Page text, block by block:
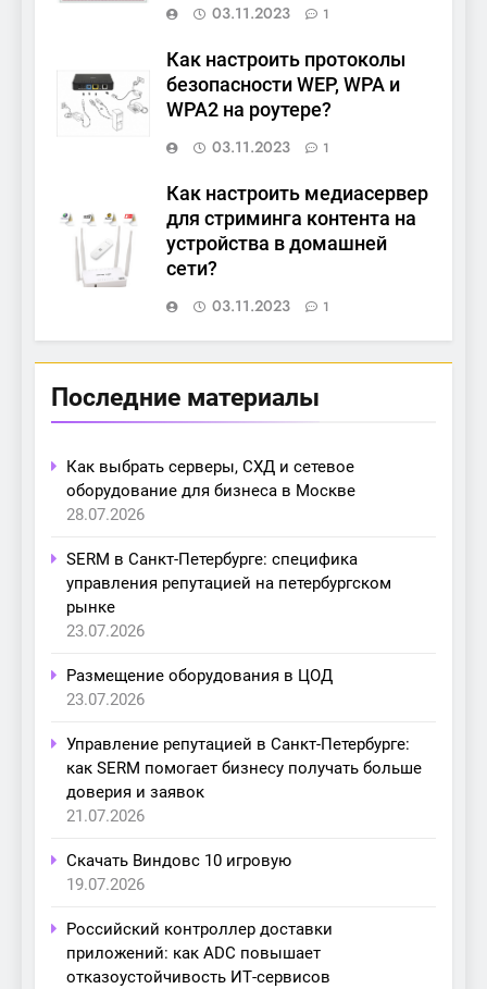
03.11.2023
1
Как настроить протоколы
безопасности WEP, WPA и
WPA2 на роутере?
03.11.2023
1
Как настроить медиасервер
для стриминга контента на
устройства в домашней
сети?
03.11.2023
1
Последние материалы
Как выбрать серверы, СХД и сетевое
оборудование для бизнеса в Москве
28.07.2026
SERM в Санкт-Петербурге: специфика
управления репутацией на петербургском
рынке
23.07.2026
Размещение оборудования в ЦОД
23.07.2026
Управление репутацией в Санкт-Петербурге:
как SERM помогает бизнесу получать больше
доверия и заявок
21.07.2026
Скачать Виндовс 10 игровую
19.07.2026
Российский контроллер доставки
приложений: как ADC повышает
отказоустойчивость ИТ-сервисов